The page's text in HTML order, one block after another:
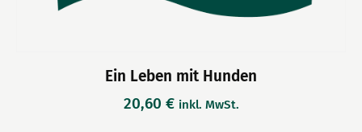
Ein Leben mit Hunden
20,60 € inkl. MwSt.